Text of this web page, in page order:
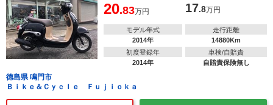
20.83万円 17.8万円
モデル年式
2014年
走行距離
14880Km
初度登録年
2014年
車検/自賠責
自賠責保険無し
徳島県 鳴門市
Ｂｉｋｅ＆Ｃｙｃｌｅ Ｆｕｊｉｏｋａ